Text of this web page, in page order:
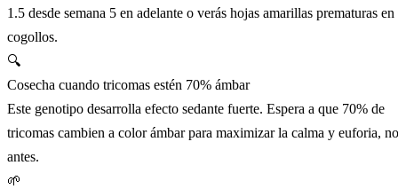
1.5 desde semana 5 en adelante o verás hojas amarillas prematuras en
cogollos.
🔍
Cosecha cuando tricomas estén 70% ámbar
Este genotipo desarrolla efecto sedante fuerte. Espera a que 70% de
tricomas cambien a color ámbar para maximizar la calma y euforia, no
antes.
🌱